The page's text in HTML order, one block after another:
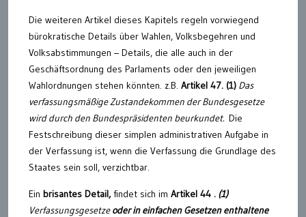
Die weiteren Artikel dieses Kapitels regeln vorwiegend
bürokratische Details über Wahlen, Volksbegehren und
Volksabstimmungen – Details, die alle auch in der
Geschäftsordnung des Parlaments oder den jeweiligen
Wahlordnungen stehen könnten. z.B. Artikel 47. (1) Das
verfassungsmäßige Zustandekommen der Bundesgesetze
wird durch den Bundespräsidenten beurkundet. Die
Festschreibung dieser simplen administrativen Aufgabe in
der Verfassung ist, wenn die Verfassung die Grundlage des
Staates sein soll, verzichtbar.
Ein brisantes Detail,findet sich im Artikel 44 . (1)
Verfassungsgesetzeoder in einfachen Gesetzen enthaltene